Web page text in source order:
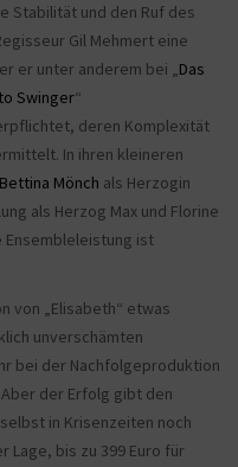
Stabilität und den Ruf des
Gil Mehmert eine
er unter anderem bei „Das
Swinger“
deren Komplexität
In ihren kleineren
Bettina Mönch als Herzogin
als Herzog Max und Florine
Ensembleleistung ist
von „Elisabeth“ etwas
unverschämten
bei der Nachfolgeproduktion
der Erfolg gibt den
in Krisenzeiten noch
Lage, bis zu 399 Euro für